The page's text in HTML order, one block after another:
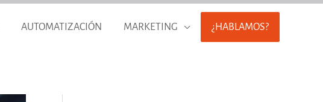
AUTOMATIZACIÓN MARKETING ¿HABLAMOS?